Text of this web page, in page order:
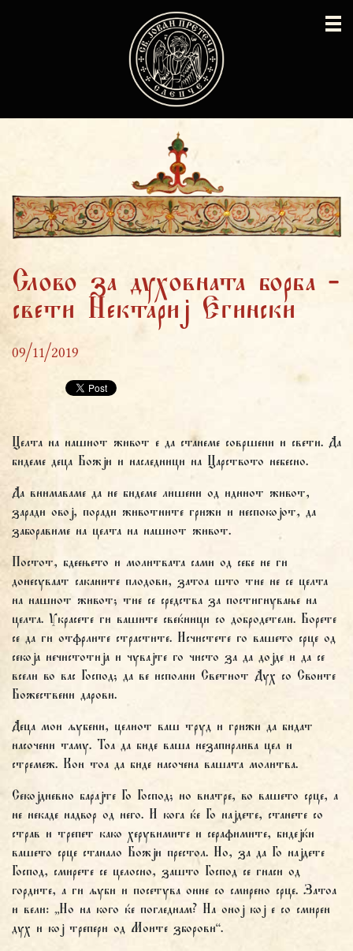
Слово за духовната борба -
свети Нектариј Егински
09/11/2019
Целта на нашиот живот е да станеме совршени и свети. Да
бидеме деца Божји и наследници на Царството небесно.
Да внимаваме да не бидеме лишени од идниот живот,
заради овој, поради животните грижи и неспокојот, да
заборавиме на целта на нашиот живот.
Постот, бдеењето и молитвата сами од себе не ги
донесуваат саканите плодови, затоа што тие не се целта
на нашиот живот; тие се средства за постигнување на
целта. Украсете ги вашите свеќници со добродетели. Борете
се да ги отфрлите страстите. Исчистете го вашето срце од
секоја нечистотија и чувајте го чисто за да дојде и да се
всели во вас Господ; да ве исполни Светиот Дух со Своите
Божествени дарови.
Деца мои љубени, целиот ваш труд и грижи да бидат
насочени таму. Тоа да биде ваша незапирлива цел и
стремеж. Кон тоа да биде насочена вашата молитва.
Секојдневно барајте Го Господ; но внатре, во вашето срце, а
не некаде надвор од него. И кога ќе Го најдете, станете со
страв и трепет како херувимите и серафимите, бидејќи
вашето срце станало Божји престол. Но, за да Го најдете
Господ, смирете се целосно, зашто Господ се гнаси од
гордите, а ги љуби и посетува оние со смирено срце. Затоа
и вели: „Но на кого ќе погледнам? На оној кој е со смирен
дух и кој трепери од Моите зборови“.